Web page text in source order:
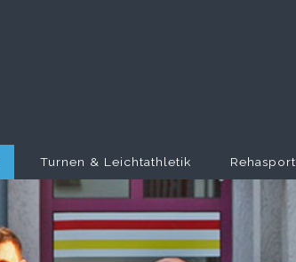
Turnen & Leichtathletik Rehasport